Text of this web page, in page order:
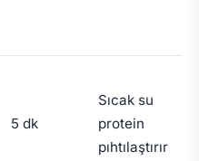
5 dk
Sıcak su
protein
pıhtılaştırır